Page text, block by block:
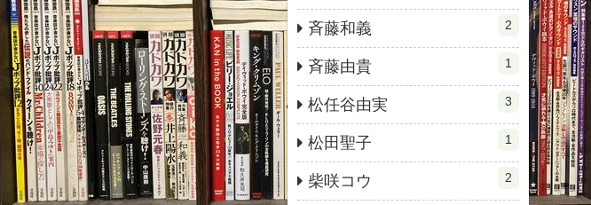
斉藤和義 2
斉藤由貴 1
松任谷由実 3
松田聖子 1
柴咲コウ 2